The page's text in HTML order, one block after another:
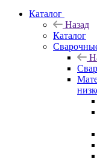
Каталог
Назад
Каталог